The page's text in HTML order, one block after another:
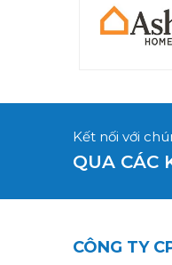
Kết nối với
QUA CÁC
CÔNG TY